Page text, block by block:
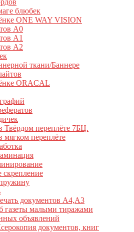
блюбек
ONE WAY VISION
А0
А1
А2
ткани/Баннере
ORACAL
Твёрдом переплёте 7БЦ.
мягком переплёте
скрепление
документов А4,А3
газеты малыми тиражами
объявлений
документов, книг